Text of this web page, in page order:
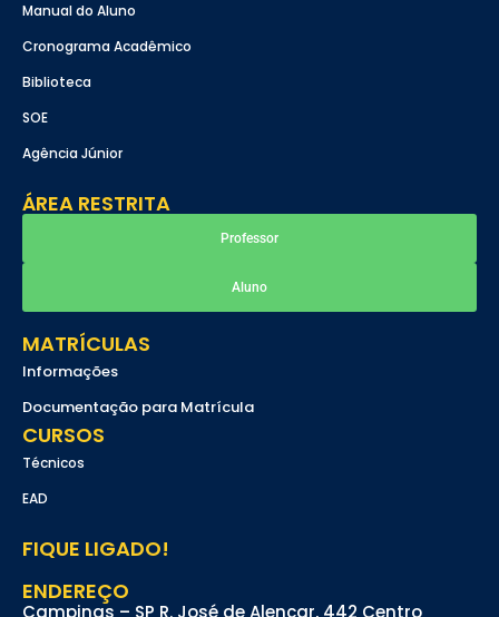
Manual do Aluno
Cronograma Acadêmico
Biblioteca
SOE
Agência Júnior
ÁREA RESTRITA
Professor
Aluno
MATRÍCULAS
Informações
Documentação para Matrícula
CURSOS
Técnicos
EAD
FIQUE LIGADO!
ENDEREÇO
Campinas – SP R. José de Alencar, 442 Centro